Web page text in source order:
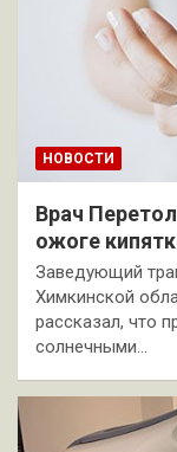
НОВОСТИ
Врач
ожоге
Заведующий
Химкинской
рассказал, что
солнечными…